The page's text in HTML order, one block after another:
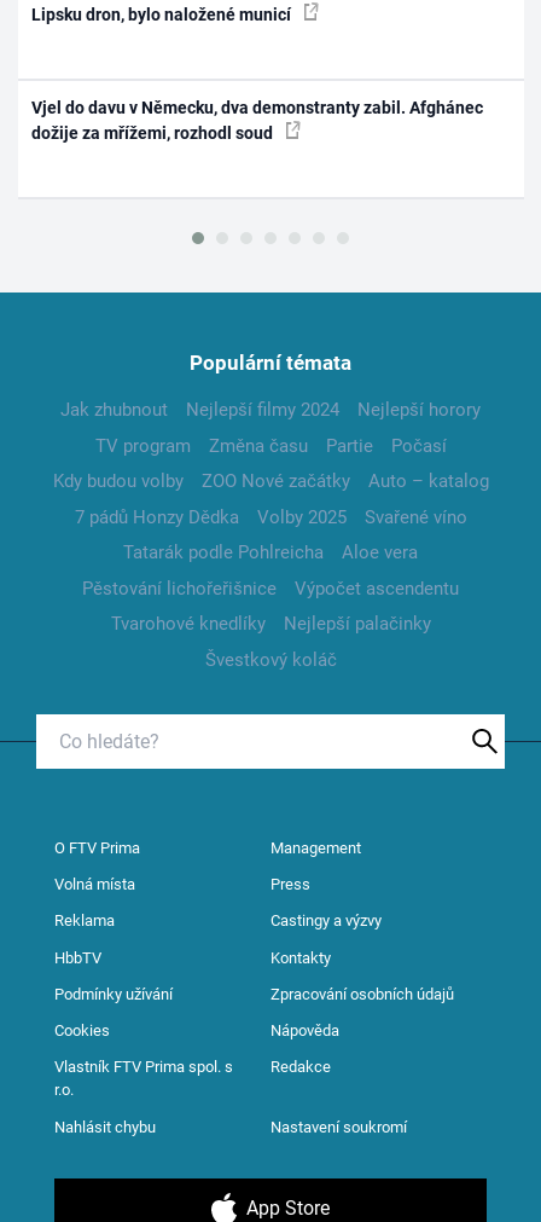
Lipsku dron, bylo naložené municí
Vjel do davu v Německu, dva demonstranty zabil. Afghánec
dožije za mřížemi, rozhodl soud
Populární témata
Jak zhubnout Nejlepší filmy 2024
Nejlepší horory
TV program
Změna času Partie
Počasí
Kdy budou volby
ZOO Nové začátky
Auto – katalog
7 pádů Honzy Dědka
Volby 2025
Svařené víno
Tatarák podle Pohlreicha
Aloe vera
Pěstování lichořeřišnice
Výpočet ascendentu
Tvarohové knedlíky
Nejlepší palačinky
Švestkový koláč
O FTV Prima Management
Volná místa Press
Reklama Castingy a výzvy
HbbTV Kontakty
Podmínky užívání Zpracování osobních údajů
Cookies Nápověda
Vlastník FTV Prima spol. s
r.o.
Redakce
Nahlásit chybu Nastavení soukromí
App Store